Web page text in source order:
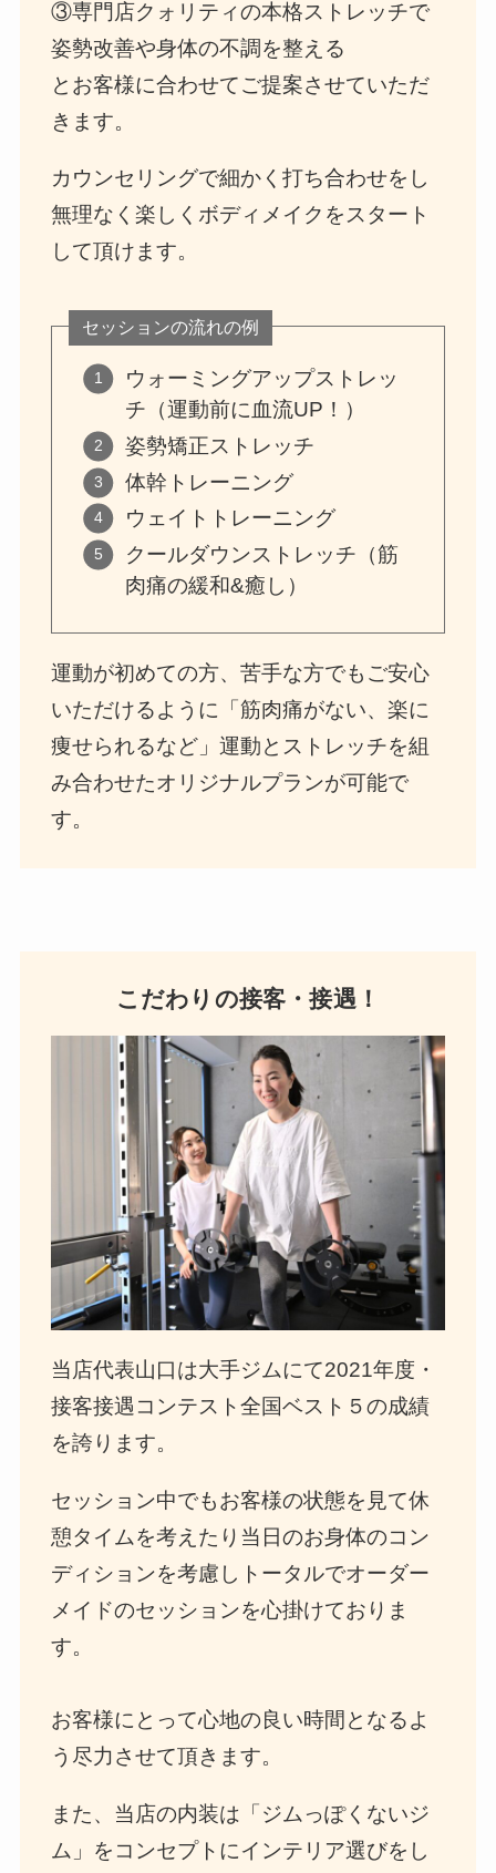
③専門店クォリティの本格ストレッチで
姿勢改善や身体の不調を整える
とお客様に合わせてご提案させていただ
きます。
カウンセリングで細かく打ち合わせをし
無理なく楽しくボディメイクをスタート
して頂けます。
セッションの流れの例
ウォーミングアップストレッ
チ（運動前に血流UP！）
姿勢矯正ストレッチ
体幹トレーニング
ウェイトトレーニング
クールダウンストレッチ（筋
肉痛の緩和&癒し）
運動が初めての方、苦手な方でもご安心
いただけるように「筋肉痛がない、楽に
痩せられるなど」運動とストレッチを組
み合わせたオリジナルプランが可能で
す。
こだわりの接客・接遇！
当店代表山口は大手ジムにて2021年度・
接客接遇コンテスト全国ベスト５の成績
を誇ります。
セッション中でもお客様の状態を見て休
憩タイムを考えたり当日のお身体のコン
ディションを考慮しトータルでオーダー
メイドのセッションを心掛けておりま
す。
お客様にとって心地の良い時間となるよ
う尽力させて頂きます。
また、当店の内装は「ジムっぽくないジ
ム」をコンセプトにインテリア選びをし